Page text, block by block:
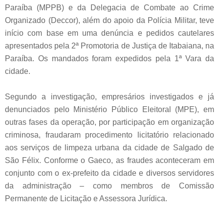
Paraíba (MPPB) e da Delegacia de Combate ao Crime
Organizado (Deccor), além do apoio da Polícia Militar, teve
início com base em uma denúncia e pedidos cautelares
apresentados pela 2ª Promotoria de Justiça de Itabaiana, na
Paraíba. Os mandados foram expedidos pela 1ª Vara da
cidade.
Segundo a investigação, empresários investigados e já
denunciados pelo Ministério Público Eleitoral (MPE), em
outras fases da operação, por participação em organização
criminosa, fraudaram procedimento licitatório relacionado
aos serviços de limpeza urbana da cidade de Salgado de
São Félix. Conforme o Gaeco, as fraudes aconteceram em
conjunto com o ex-prefeito da cidade e diversos servidores
da administração – como membros de Comissão
Permanente de Licitação e Assessora Jurídica.